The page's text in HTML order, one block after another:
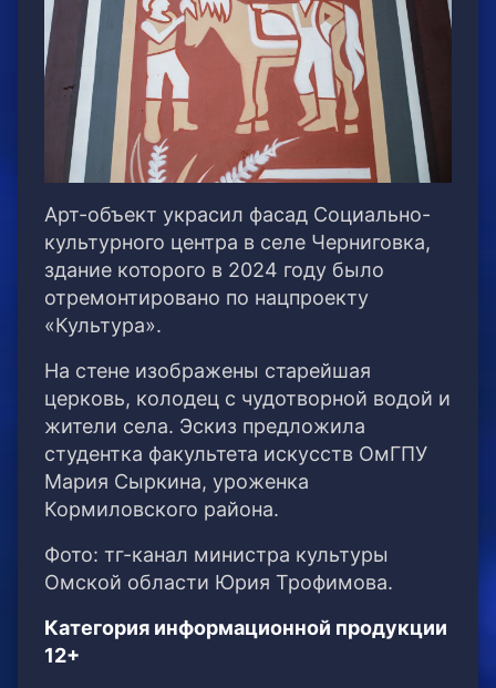
Арт-объект украсил фасад Социально-
культурного центра в селе Черниговка,
здание которого в 2024 году было
отремонтировано по нацпроекту
«Культура».
На стене изображены старейшая
церковь, колодец с чудотворной водой и
жители села. Эскиз предложила
студентка факультета искусств ОмГПУ
Мария Сыркина, уроженка
Кормиловского района.
Фото: тг-канал министра культуры
Омской области Юрия Трофимова.
Категория информационной продукции
12+